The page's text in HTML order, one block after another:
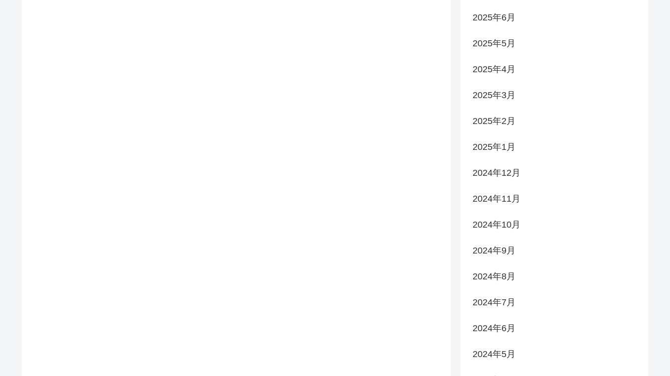
2025年6月
2025年5月
2025年4月
2025年3月
2025年2月
2025年1月
2024年12月
2024年11月
2024年10月
2024年9月
2024年8月
2024年7月
2024年6月
2024年5月